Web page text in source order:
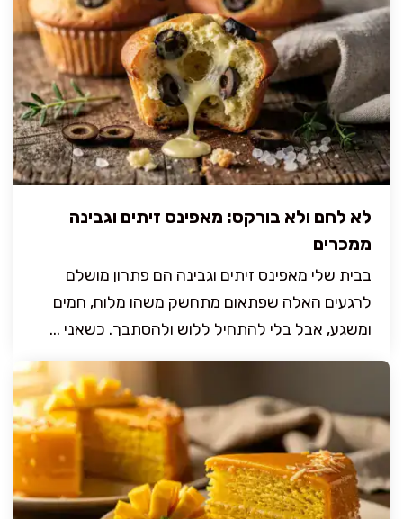
לא לחם ולא בורקס: מאפינס זיתים וגבינה
ממכרים
בבית שלי מאפינס זיתים וגבינה הם פתרון מושלם
לרגעים האלה שפתאום מתחשק משהו מלוח, חמים
ומשגע, אבל בלי להתחיל ללוש ולהסתבך. כשאני ...